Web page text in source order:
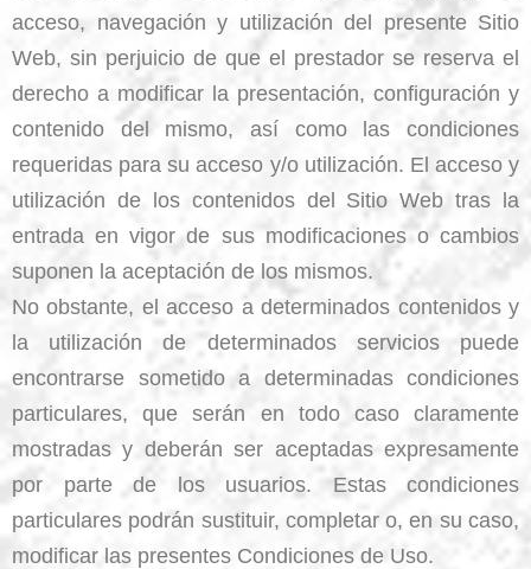
acceso, navegación y utilización del presente Sitio
Web, sin perjuicio de que el prestador se reserva el
derecho a modificar la presentación, configuración y
contenido del mismo, así como las condiciones
requeridas para su acceso y/o utilización. El acceso y
utilización de los contenidos del Sitio Web tras la
entrada en vigor de sus modificaciones o cambios
suponen la aceptación de los mismos.
No obstante, el acceso a determinados contenidos y
la utilización de determinados servicios puede
encontrarse sometido a determinadas condiciones
particulares, que serán en todo caso claramente
mostradas y deberán ser aceptadas expresamente
por parte de los usuarios. Estas condiciones
particulares podrán sustituir, completar o, en su caso,
modificar las presentes Condiciones de Uso.